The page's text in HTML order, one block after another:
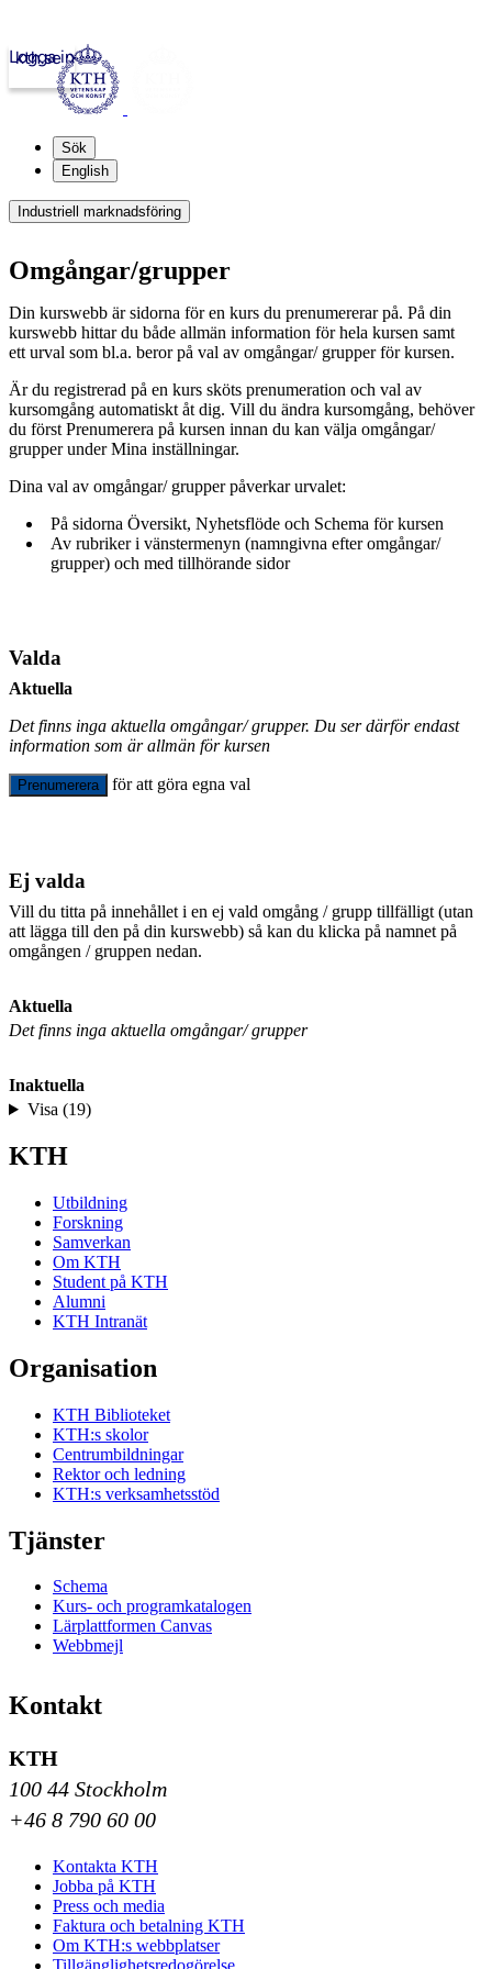
kth.se
Logga in
Sök
English
Industriell marknadsföring
Omgångar/grupper
Din kurswebb är sidorna för en kurs du prenumererar på. På din
kurswebb hittar du både allmän information för hela kursen samt
ett urval som bl.a. beror på val av omgångar/ grupper för kursen.
Är du registrerad på en kurs sköts prenumeration och val av
kursomgång automatiskt åt dig. Vill du ändra kursomgång, behöver
du först Prenumerera på kursen innan du kan välja omgångar/
grupper under Mina inställningar.
Dina val av omgångar/ grupper påverkar urvalet:
På sidorna Översikt, Nyhetsflöde och Schema för kursen
Av rubriker i vänstermenyn (namngivna efter omgångar/
grupper) och med tillhörande sidor
Valda
Aktuella
Det finns inga aktuella omgångar/ grupper. Du ser därför endast
information som är allmän för kursen
Prenumerera för att göra egna val
Ej valda
Vill du titta på innehållet i en ej vald omgång / grupp tillfälligt (utan
att lägga till den på din kurswebb) så kan du klicka på namnet på
omgången / gruppen nedan.
Aktuella
Det finns inga aktuella omgångar/ grupper
Inaktuella
Visa (19)
KTH
Utbildning
Forskning
Samverkan
Om KTH
Student på KTH
Alumni
KTH Intranät
Organisation
KTH Biblioteket
KTH:s skolor
Centrumbildningar
Rektor och ledning
KTH:s verksamhetsstöd
Tjänster
Schema
Kurs- och programkatalogen
Lärplattformen Canvas
Webbmejl
Kontakt
KTH
100 44 Stockholm
+46 8 790 60 00
Kontakta KTH
Jobba på KTH
Press och media
Faktura och betalning KTH
Om KTH:s webbplatser